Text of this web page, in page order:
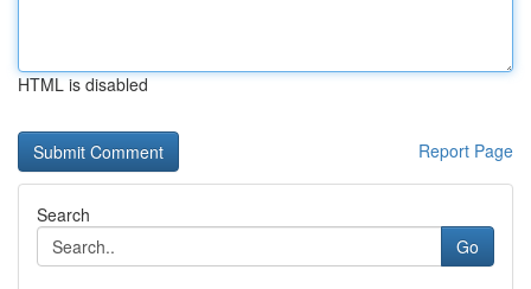
HTML is disabled
Report Page
Search
Go